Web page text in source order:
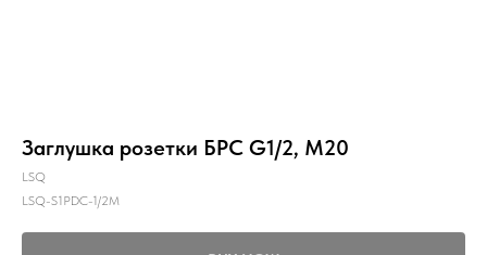
Заглушка розетки БРС G1/2, М20
LSQ
LSQ-S1PDC-1/2М